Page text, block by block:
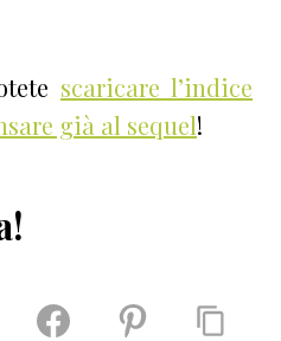
scaricare l’indice
già al sequel!